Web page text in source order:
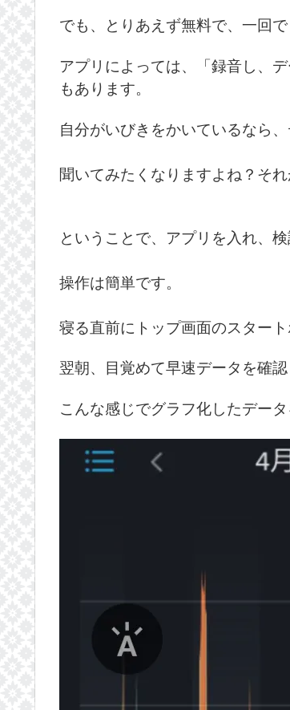
でも、とりあえず無料で、一回
アプリによっては、「録音し、
もあります。
自分がいびきをかいているなら
聞いてみたくなりますよね？それ
ということで、アプリを入れ、
操作は簡単です。
寝る直前にトップ画面のスター
翌朝、目覚めて早速データを確認
こんな感じでグラフ化したデー